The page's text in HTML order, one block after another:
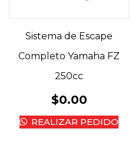
Sistema de Escape
Completo Yamaha FZ
250cc
$0.00
REALIZAR PEDIDO